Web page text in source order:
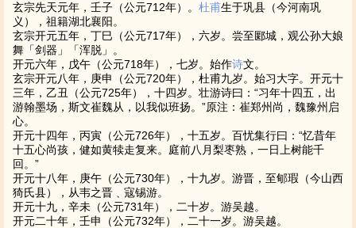
玄宗先天元年，壬子（公元712年）。 杜甫生于巩县（今河南巩
义），祖籍湖北襄阳。
玄宗开元五年，丁巳（公元717年），六岁。尝至郾城，观公孙大娘
舞「剑器」「浑脱」。
开元六年，戊午（公元718年），七岁。始作诗文。
玄宗开元八年，庚申（公元720年），杜甫九岁。始习大字。开元十
三年，乙丑（公元725年），十四岁。壮游诗曰：“习年十四五，出
游翰墨场，斯文崔魏从，以我似班扬。”原注：崔郑州尚，魏豫州启
心。
开元十四年，丙寅（公元726年），十五岁。百忧集行曰：“忆昔年
十五心尚孩，健如黄犊走复来。庭前八月梨枣熟，一日上树能千
回。”
开元十八年，庚午（公元730年），十九岁。游晋，至郇瑕（今山西
猗氏县），从韦之晋﹑寇锡游。
开元十九，辛未（公元731年），二十岁。游吴越。
开元二十年，壬申（公元732年），二十一岁。游吴越。